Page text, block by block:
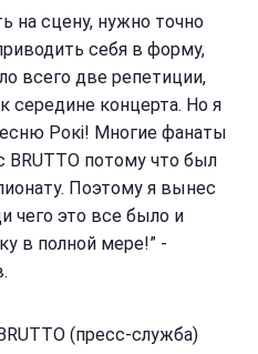
на сцену, нужно точно
себя в форму,
всего две репетиции,
середине концерта. Но я
Рокі! Многие фанаты
BRUTTO потому что был
Поэтому я вынес
чего это все было и
в полной мере!” -
(пресс-служба)